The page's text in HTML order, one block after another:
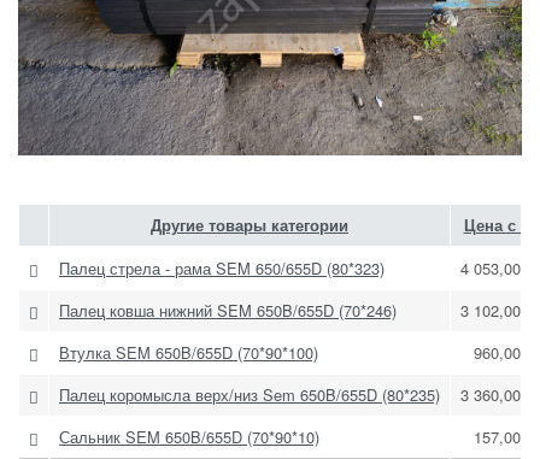
Другие товары категории Цена с
Палец стрела - рама SEM 650/655D (80*323)
4 053,00
Палец ковша нижний SEM 650B/655D (70*246)
3 102,00
Втулка SEM 650B/655D (70*90*100)
960,00
Палец коромысла верх/низ Sem 650B/655D (80*235)
3 360,00
Сальник SEM 650B/655D (70*90*10)
157,00